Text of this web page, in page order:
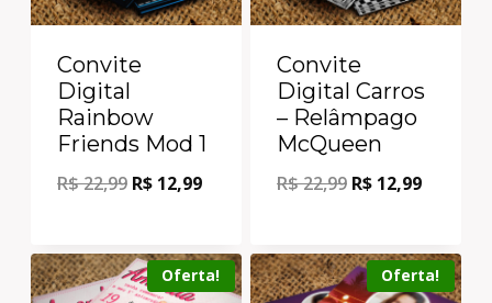
Convite
Digital
Rainbow
Friends Mod 1
R$22,99 R$ 12,99
Convite
Digital Carros
– Relâmpago
McQueen
R$22,99 R$ 12,99
Oferta! Oferta!